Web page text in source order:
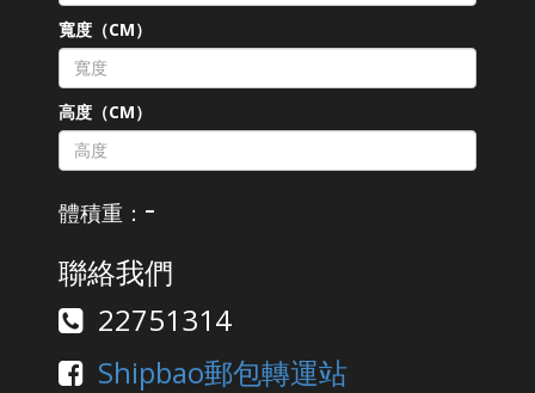
寬度（CM）
高度（CM）
體積重： -
聯絡我們
22751314
Shipbao郵包轉運站